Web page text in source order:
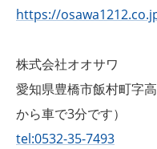
https://
株式会社オオサワ
愛知県豊橋市飯村町字
から車で3分です）
tel:0532-35-7493